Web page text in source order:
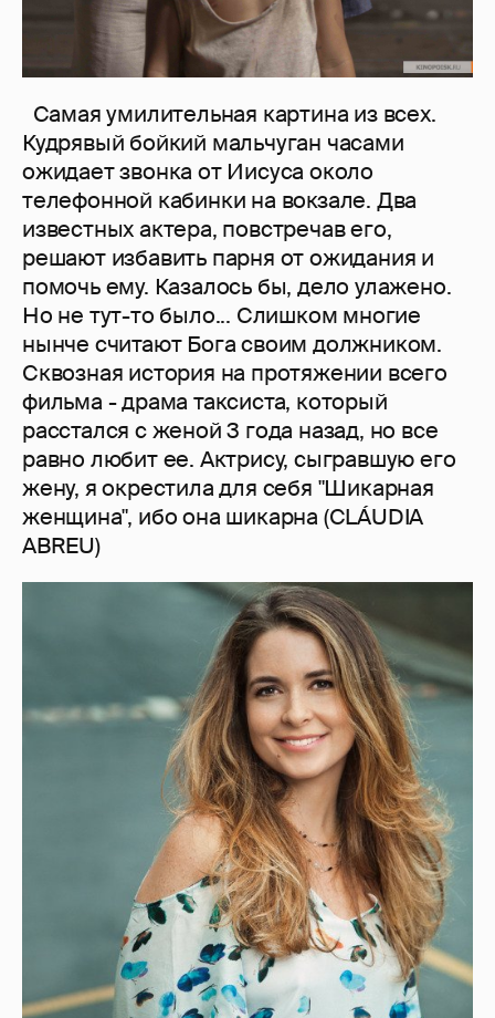
Самая умилительная картина из всех.
Кудрявый бойкий мальчуган часами
ожидает звонка от Иисуса около
телефонной кабинки на вокзале. Два
известных актера, повстречав его,
решают избавить парня от ожидания и
помочь ему. Казалось бы, дело улажено.
Но не тут-то было... Слишком многие
нынче считают Бога своим должником.
Сквозная история на протяжении всего
фильма - драма таксиста, который
расстался с женой 3 года назад, но все
равно любит ее. Актрису, сыгравшую его
жену, я окрестила для себя "Шикарная
женщина", ибо она шикарна (CLÁUDIA
ABREU)